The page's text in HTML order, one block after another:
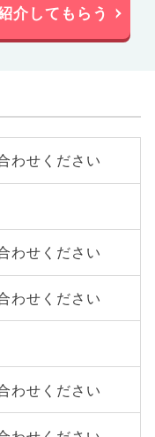
介してもらう
わせください
わせください
わせください
わせください